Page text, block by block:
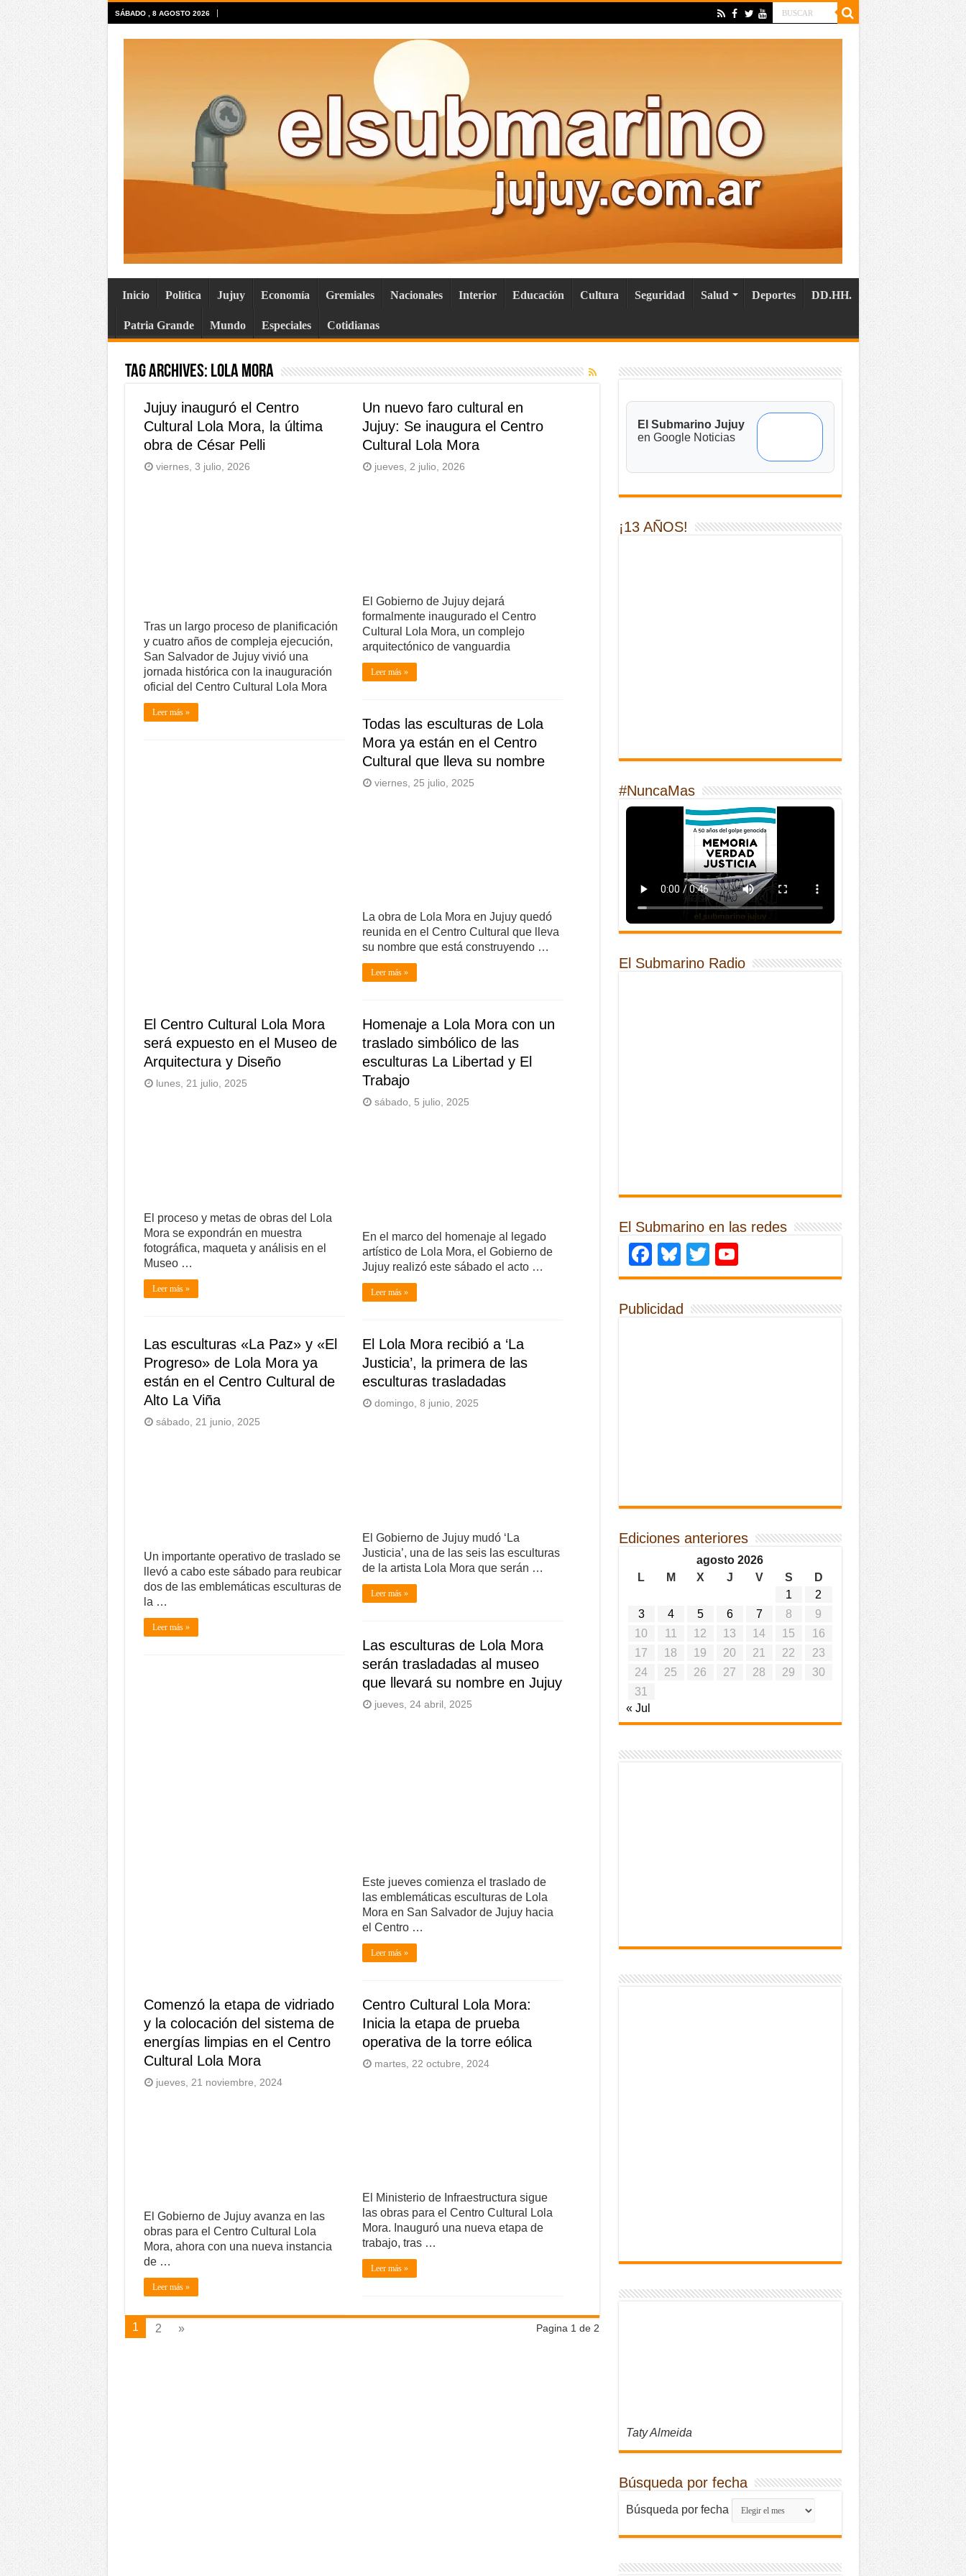
SÁBADO , 8 AGOSTO 2026
Inicio Política Jujuy Economía Gremiales Nacionales Interior Educación Cultura Seguridad Salud Deportes DD.HH.
Patria Grande Mundo Especiales Cotidianas
Tag Archives: Lola Mora
Jujuy inauguró el Centro
Cultural Lola Mora, la última
obra de César Pelli
viernes, 3 julio, 2026
Tras un largo proceso de planificación
y cuatro años de compleja ejecución,
San Salvador de Jujuy vivió una
jornada histórica con la inauguración
oficial del Centro Cultural Lola Mora
Leer más »
Un nuevo faro cultural en
Jujuy: Se inaugura el Centro
Cultural Lola Mora
jueves, 2 julio, 2026
El Gobierno de Jujuy dejará
formalmente inaugurado el Centro
Cultural Lola Mora, un complejo
arquitectónico de vanguardia
Leer más »
Todas las esculturas de Lola
Mora ya están en el Centro
Cultural que lleva su nombre
viernes, 25 julio, 2025
La obra de Lola Mora en Jujuy quedó
reunida en el Centro Cultural que lleva
su nombre que está construyendo …
Leer más »
El Centro Cultural Lola Mora
será expuesto en el Museo de
Arquitectura y Diseño
lunes, 21 julio, 2025
El proceso y metas de obras del Lola
Mora se expondrán en muestra
fotográfica, maqueta y análisis en el
Museo …
Leer más »
Homenaje a Lola Mora con un
traslado simbólico de las
esculturas La Libertad y El
Trabajo
sábado, 5 julio, 2025
En el marco del homenaje al legado
artístico de Lola Mora, el Gobierno de
Jujuy realizó este sábado el acto …
Leer más »
Las esculturas «La Paz» y «El
Progreso» de Lola Mora ya
están en el Centro Cultural de
Alto La Viña
sábado, 21 junio, 2025
Un importante operativo de traslado se
llevó a cabo este sábado para reubicar
dos de las emblemáticas esculturas de
la …
Leer más »
El Lola Mora recibió a ‘La
Justicia’, la primera de las
esculturas trasladadas
domingo, 8 junio, 2025
El Gobierno de Jujuy mudó ‘La
Justicia’, una de las seis las esculturas
de la artista Lola Mora que serán …
Leer más »
Las esculturas de Lola Mora
serán trasladadas al museo
que llevará su nombre en Jujuy
jueves, 24 abril, 2025
Este jueves comienza el traslado de
las emblemáticas esculturas de Lola
Mora en San Salvador de Jujuy hacia
el Centro …
Leer más »
Comenzó la etapa de vidriado
y la colocación del sistema de
energías limpias en el Centro
Cultural Lola Mora
jueves, 21 noviembre, 2024
El Gobierno de Jujuy avanza en las
obras para el Centro Cultural Lola
Mora, ahora con una nueva instancia
de …
Leer más »
Centro Cultural Lola Mora:
Inicia la etapa de prueba
operativa de la torre eólica
martes, 22 octubre, 2024
El Ministerio de Infraestructura sigue
las obras para el Centro Cultural Lola
Mora. Inauguró una nueva etapa de
trabajo, tras …
Leer más »
Pagina 1 de 2
1 2 »
El Submarino Jujuy
en Google Noticias
¡13 AÑOS!
#NuncaMas
El Submarino Radio
El Submarino en las redes
Facebook
Bluesky
Twitter
Publicidad
Ediciones anteriores
agosto 2026
L
M X J V S
D
1
2
3
4 5 6 7 8
9
10
11 12 13 14 15
16
17
18 19 20 21 22
23
24
25 26 27 28 29
30
31
« Jul
Taty Almeida
Búsqueda por fecha
Búsqueda por fecha